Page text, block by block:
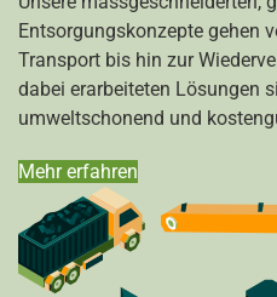
Entsorgungskonzepte gehen
Transport bis hin zur
dabei erarbeiteten Lösungen
umweltschonend und
Mehr erfahren